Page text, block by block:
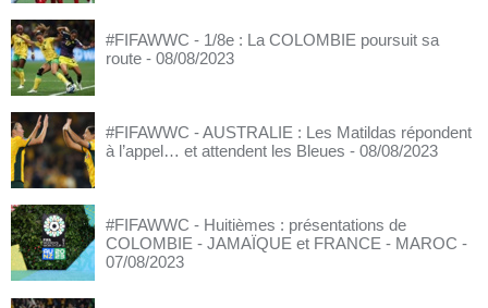
#FIFAWWC - 1/8e : La COLOMBIE poursuit sa
route - 08/08/2023
#FIFAWWC - AUSTRALIE : Les Matildas répondent
à l’appel… et attendent les Bleues - 08/08/2023
#FIFAWWC - Huitièmes : présentations de
COLOMBIE - JAMAÏQUE et FRANCE - MAROC -
07/08/2023